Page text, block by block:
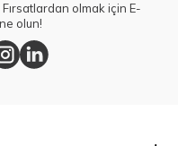
olmak için E-
olun!